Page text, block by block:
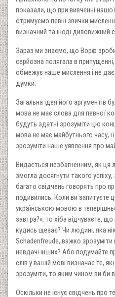
показали, що при вивченні
отримуємо певні звички
визначний та іноді дивовижний
Зараз ми знаємо, що Ворф
серйозна полягала в
обмежує наше мислення і не
думки.
Загальна ідея його аргументів
мова не має слова для певної
будуть здатні зрозуміти цю
мова не має майбутнього часу,
зрозуміти наше уявлення про
Видається незбагненним, як ця
змогла досягнути такого
багато свідчень говорять про
подивились. Коли ви запитуєте
українською мовою в
завтра?», то хіба відчуваєте,
кудись щезає? Чи людині, яка
Schadenfreude, важко
невдачі інших? Або подумайте
слів у вашій мові визначає те,
зрозуміти, то яким чином ви би
Оскільки не існує свідчень про